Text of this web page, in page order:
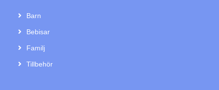
Barn
Bebisar
Familj
Tillbehör